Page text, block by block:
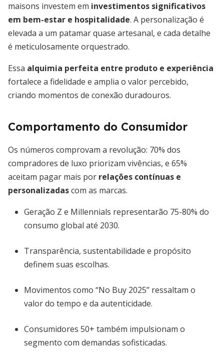
maisons investem em investimentos significativos
em bem-estar e hospitalidade. A personalização é
elevada a um patamar quase artesanal, e cada detalhe
é meticulosamente orquestrado.
Essa alquimia perfeita entre produto e experiência
fortalece a fidelidade e amplia o valor percebido,
criando momentos de conexão duradouros.
Comportamento do Consumidor
Os números comprovam a revolução: 70% dos
compradores de luxo priorizam vivências, e 65%
aceitam pagar mais por relações contínuas e
personalizadascom as marcas.
Geração Z e Millennials representarão 75-80% do
consumo global até 2030.
Transparência, sustentabilidade e propósito
definem suas escolhas.
Movimentos como “No Buy 2025” ressaltam o
valor do tempo e da autenticidade.
Consumidores 50+ também impulsionam o
segmento com demandas sofisticadas.